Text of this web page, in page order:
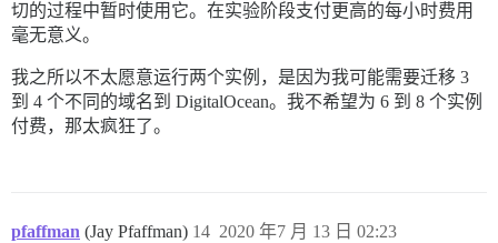
切的过程中暂时使用它。在实验阶段支付更高的每小时费用
毫无意义。
我之所以不太愿意运行两个实例，是因为我可能需要迁移 3
到 4 个不同的域名到 DigitalOcean。我不希望为 6 到 8 个实例
付费，那太疯狂了。
pfaffman (Jay Pfaffman) 2020 年7 月 13 日 02:23
14